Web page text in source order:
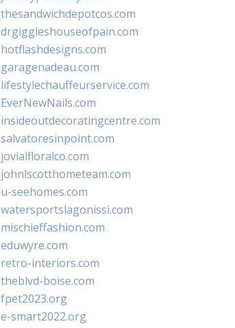
thesandwichdepotcos.com
drgiggleshouseofpain.com
hotflashdesigns.com
garagenadeau.com
lifestylechauffeurservice.com
EverNewNails.com
insideoutdecoratingcentre.com
salvatoresinpoint.com
jovialfloralco.com
johnlscotthometeam.com
u-seehomes.com
watersportslagonissi.com
mischieffashion.com
eduwyre.com
retro-interiors.com
theblvd-boise.com
fpet2023.org
e-smart2022.org